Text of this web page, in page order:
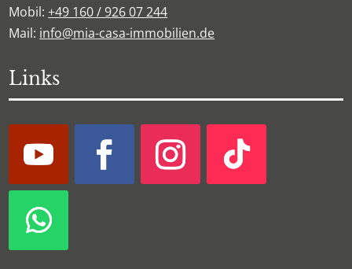
Mobil:+49 160 / 926 07 244
Mail: info@mia-casa-immobilien.de
Links